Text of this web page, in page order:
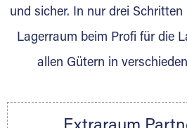
Gewinnung von
Nachricht.
und sicher. In nur drei Schritten
Lagerraum beim Profi für die
allen Gütern in